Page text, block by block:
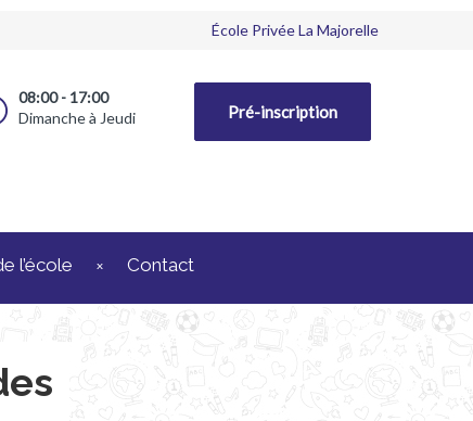
École Privée La Majorelle
08:00 - 17:00
Dimanche à Jeudi
Pré-inscription
l’école Contact